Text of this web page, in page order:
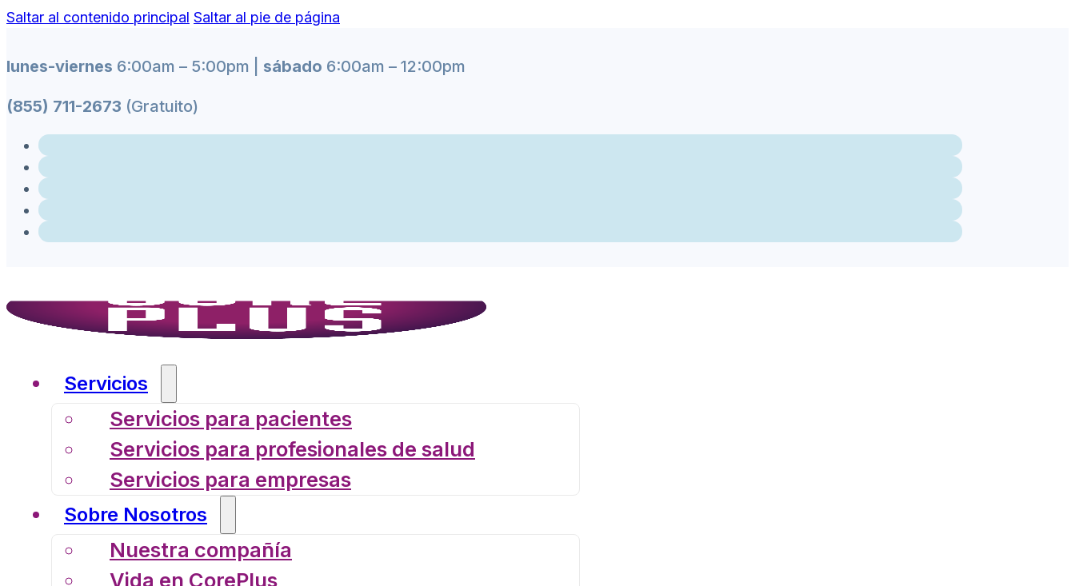
Saltar al contenido principal Saltar al pie de página
lunes-viernes 6:00am – 5:00pm | sábado 6:00am – 12:00pm
(855) 711-2673 (Gratuito)
Servicios
Servicios para pacientes
Servicios para profesionales de salud
Servicios para empresas
Sobre Nosotros
Nuestra compañía
Vida en CorePlus